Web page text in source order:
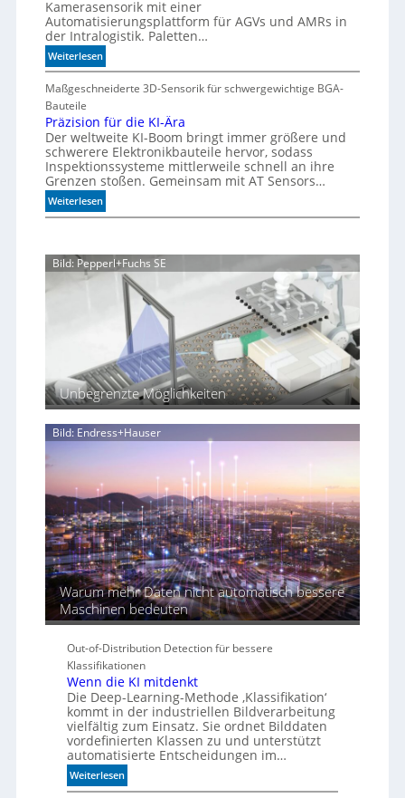
e
h
n
e
n
a
b
l
S
t
u
e
r
u
e
d
i
m
A
q
a
r
i
u
m
Kamerasensorik mit einer
Automatisierungsplattform für AGVs und AMRs in
der Intralogistik. Paletten…
Weiterlesen:
M
e
r
T
o
l
e
r
a
Maßgeschneiderte 3D-Sensorik für schwergewichtige BGA-
Bauteile
Präzision für die KI-Ära
Der weltweite KI-Boom bringt immer größere und
schwerere Elektronikbauteile hervor, sodass
Inspektionssysteme mittlerweile schnell an ihre
Grenzen stoßen. Gemeinsam mit AT Sensors…
Weiterlesen:
P
z
f
ü
r
d
i
e
-
Ä
r
a
Bild: Pepperl+Fuchs SE
Unbegrenzte Möglichkeiten
Bild: Endress+Hauser
Warum mehr Daten nicht automatisch bessere
Maschinen bedeuten
Out-of-Distribution Detection für bessere
Klassifikationen
Wenn die KI mitdenkt
Die Deep-Learning-Methode ‚Klassifikation‘
kommt in der industriellen Bildverarbeitung
vielfältig zum Einsatz. Sie ordnet Bilddaten
vordefinierten Klassen zu und unterstützt
automatisierte Entscheidungen im…
Weiterlesen:
W